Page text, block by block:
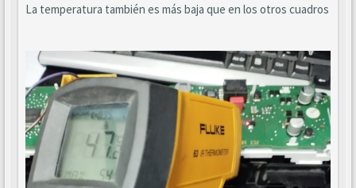
La temperatura también es más baja que en los otros cuadros